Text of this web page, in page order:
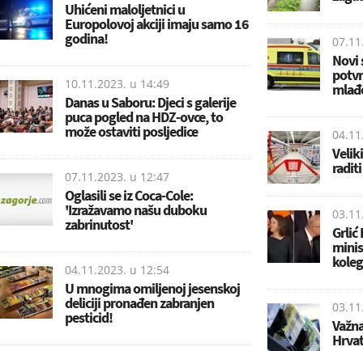
Uhićeni maloljetnici u
Europolovoj akciji imaju samo 16
godina!
10.11.2023. u 14:49
Danas u Saboru: Djeci s galerije
puca pogled na HDZ-ovce, to
može ostaviti posljedice
07.11.2023. u 12:47
Oglasili se iz Coca-Cole:
'Izražavamo našu duboku
zabrinutost'
04.11.2023. u 12:54
U mnogima omiljenoj jesenskoj
deliciji pronađen zabranjen
pesticid!
Novi
Grlić